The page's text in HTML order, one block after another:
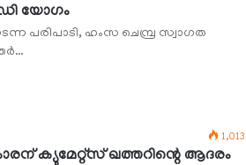
യോഗം
പരിപാടി, ഹംസ ചെമ്പ്ര സ്വാഗത
1,013
ക്യുമേറ്റ്‌സ് ഖത്തറിന്റെ ആദരം